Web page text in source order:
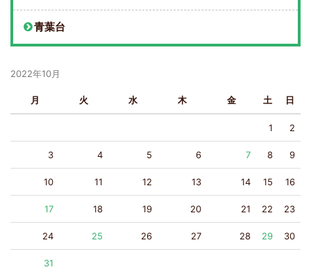
青葉台
2022年10月
月 火 水 木 金 土 日
1 2
3 4 5 6 7 8 9
10 11 12 13 14 15 16
17 18 19 20 21 22 23
24 25 26 27 28 29 30
31